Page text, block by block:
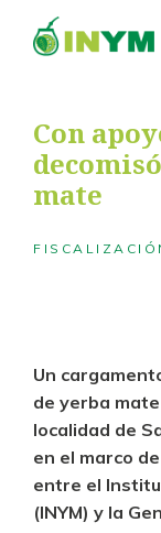
Con
mate
Un
de yerba
localidad de
en el marco
entre el
(INYM) y la